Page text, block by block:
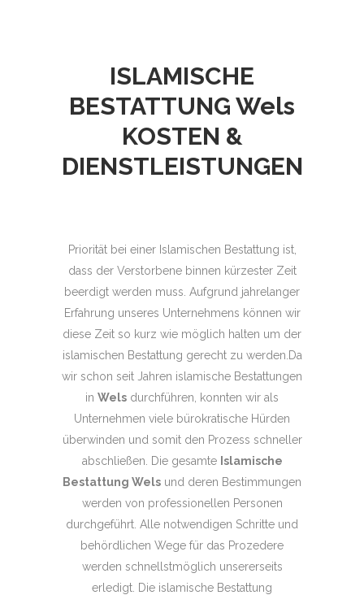
ISLAMISCHE
BESTATTUNG Wels
KOSTEN &
DIENSTLEISTUNGEN
Priorität bei einer Islamischen Bestattung ist,
dass der Verstorbene binnen kürzester Zeit
beerdigt werden muss. Aufgrund jahrelanger
Erfahrung unseres Unternehmens können wir
diese Zeit so kurz wie möglich halten um der
islamischen Bestattung gerecht zu werden.Da
wir schon seit Jahren islamische Bestattungen
in Wels durchführen, konnten wir als
Unternehmen viele bürokratische Hürden
überwinden und somit den Prozess schneller
abschließen. Die gesamte Islamische
Bestattung Wels und deren Bestimmungen
werden von professionellen Personen
durchgeführt. Alle notwendigen Schritte und
behördlichen Wege für das Prozedere
werden schnellstmöglich unsererseits
erledigt. Die islamische Bestattung